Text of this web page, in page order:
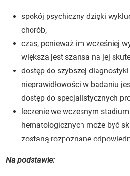
spokój psychiczny dzięki
chorób,
czas, ponieważ im wcześniej
większa jest szansa na jej
dostęp do szybszej diagnostyki
nieprawidłowości w badaniu
dostęp do specjalistycznych
leczenie we wczesnym
hematologicznych może być
zostaną rozpoznane
Na podstawie: